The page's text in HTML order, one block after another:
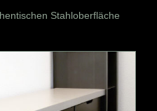
Stahloberfläche